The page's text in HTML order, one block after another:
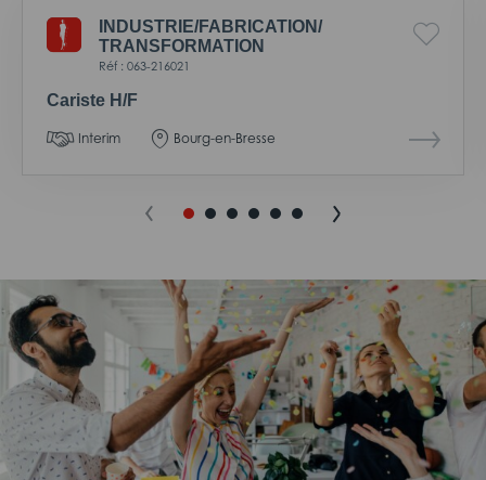
INDUSTRIE/FABRICATION/
TRANSFORMATION
Réf : 063-216021
Cariste H/F
Interim Bourg-en-Bresse